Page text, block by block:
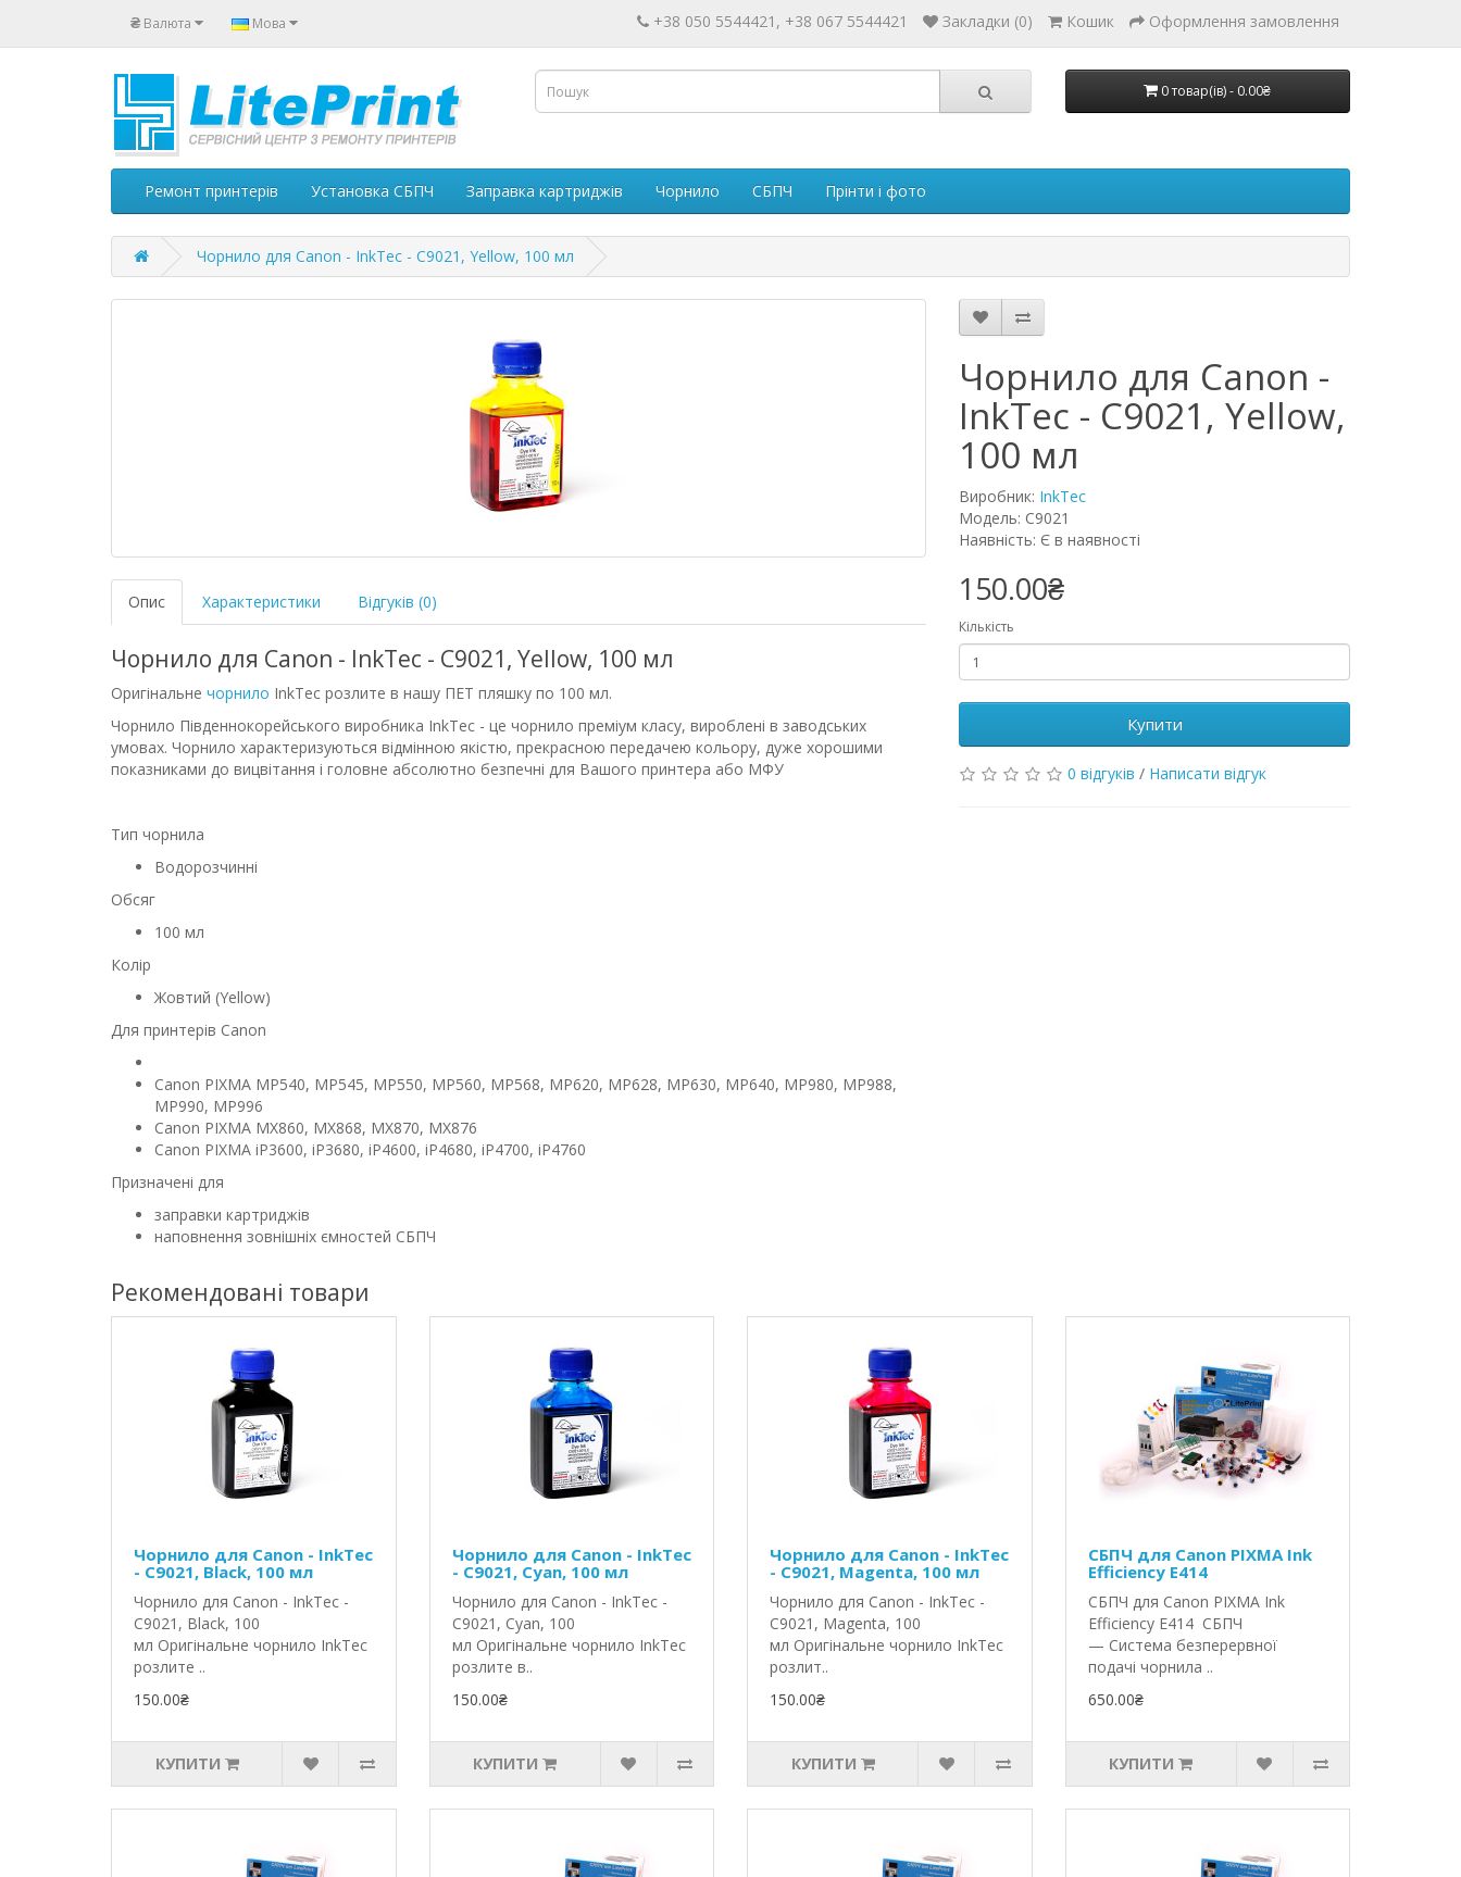
₴ Валюта Мова +38 050 5544421, +38 067 5544421 Закладки (0) Кошик Оформлення замовлення
0 товар(ів) - 0.00₴
Ремонт принтерів Установка СБПЧ Заправка картриджів Чорнило СБПЧ Прінти і фото
Чорнило для Canon - InkTec - C9021, Yellow, 100 мл
Опис Характеристики Відгуків (0)
Чорнило для Canon - InkTec - C9021, Yellow, 100 мл
Оригінальне чорнило InkTec розлите в нашу ПЕТ пляшку по 100 мл.
Чорнило Південнокорейського виробника InkTec - це чорнило преміум класу, вироблені в заводських
умовах. Чорнило характеризуються відмінною якістю, прекрасною передачею кольору, дуже хорошими
показниками до вицвітання і головне абсолютно безпечні для Вашого принтера або МФУ
Тип чорнила
Водорозчинні
Обсяг
100 мл
Колір
Жовтий (Yellow)
Для принтерів Canon
Canon PIXMA MP540, MP545, MP550, MP560, MP568, MP620, MP628, MP630, MP640, MP980, MP988,
MP990, MP996
Canon PIXMA MX860, MX868, MX870, MX876
Canon PIXMA iP3600, iP3680, iP4600, iP4680, iP4700, iP4760
Призначені для
заправки картриджів
наповнення зовнішніх ємностей СБПЧ
Чорнило для Canon -
InkTec - C9021, Yellow,
100 мл
Виробник: InkTec
Модель: С9021
Наявність: Є в наявності
150.00₴
Кількість
Купити
0 відгуків / Написати відгук
Рекомендовані товари
Чорнило для Canon - InkTec
- C9021, Black, 100 мл
Чорнило для Canon - InkTec -
C9021, Black, 100
мл Оригінальне чорнило InkTec
розлите ..
150.00₴
КУПИТИ
Чорнило для Canon - InkTec
- C9021, Cyan, 100 мл
Чорнило для Canon - InkTec -
C9021, Cyan, 100
мл Оригінальне чорнило InkTec
розлите в..
150.00₴
КУПИТИ
Чорнило для Canon - InkTec
- C9021, Magenta, 100 мл
Чорнило для Canon - InkTec -
C9021, Magenta, 100
мл Оригінальне чорнило InkTec
розлит..
150.00₴
КУПИТИ
СБПЧ для Canon PIXMA Ink
Efficiency E414
СБПЧ для Canon PIXMA Ink
Efficiency E414 СБПЧ
— Система безперервної
подачі чорнила ..
650.00₴
КУПИТИ